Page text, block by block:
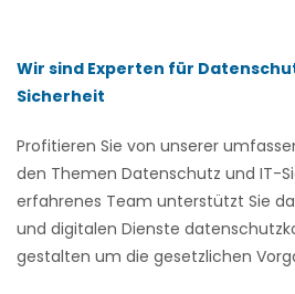
Wir sind Experten für
Sicherheit
Profitieren Sie von unserer
den Themen Datenschutz und IT-
erfahrenes Team unterstützt Sie
und digitalen Dienste
gestalten um die gesetzlichen